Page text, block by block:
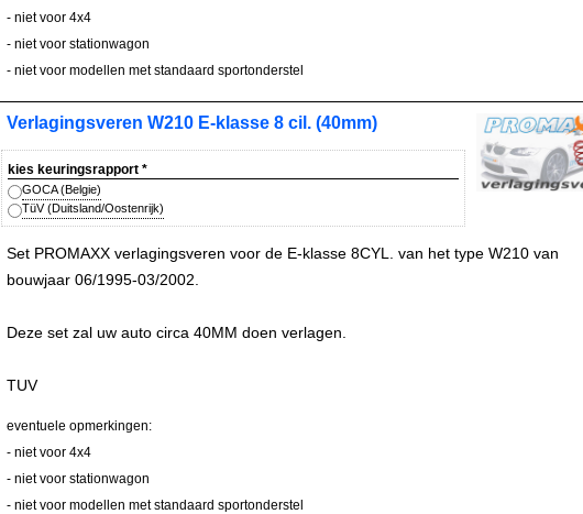
- niet voor 4x4
- niet voor stationwagon
- niet voor modellen met standaard sportonderstel
Verlagingsveren W210 E-klasse 8 cil. (40mm)
kies keuringsrapport *
GOCA (Belgie)
TüV (Duitsland/Oostenrijk)
Set PROMAXX verlagingsveren voor de E-klasse 8CYL. van het type W210 van
bouwjaar 06/1995-03/2002.
Deze set zal uw auto circa 40MM doen verlagen.
TUV
eventuele opmerkingen:
- niet voor 4x4
- niet voor stationwagon
- niet voor modellen met standaard sportonderstel